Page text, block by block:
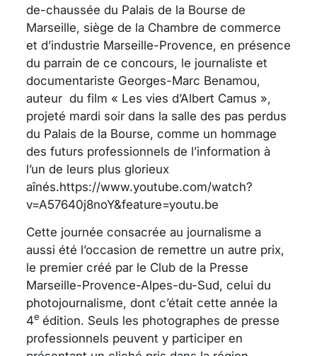
de-chaussée du Palais de la Bourse de
Marseille, siège de la Chambre de commerce
et d’industrie Marseille-Provence, en présence
du parrain de ce concours, le journaliste et
documentariste Georges-Marc Benamou,
auteur du film « Les vies d’Albert Camus »,
projeté mardi soir dans la salle des pas perdus
du Palais de la Bourse, comme un hommage
des futurs professionnels de l’information à
l’un de leurs plus glorieux
aînés.https://www.youtube.com/watch?
v=A57640j8noY&feature=youtu.be
Cette journée consacrée au journalisme a
aussi été l’occasion de remettre un autre prix,
le premier créé par le Club de la Presse
Marseille-Provence-Alpes-du-Sud, celui du
photojournalisme, dont c’était cette année la
4e édition. Seuls les photographes de presse
professionnels peuvent y participer en